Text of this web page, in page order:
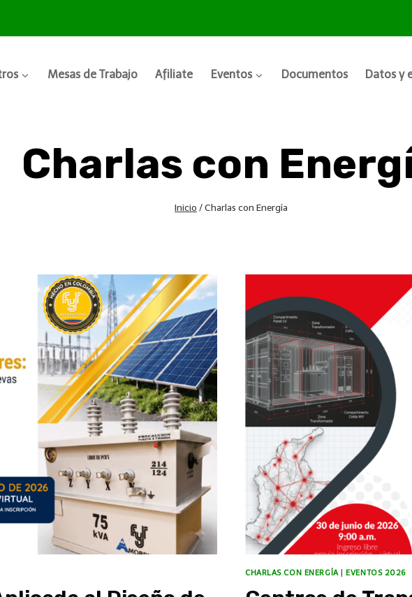
Mesas de Trabajo Afiliate Eventos Documentos Datos y
Charlas con
Inicio /Charlas con Energía
CHARLAS CON ENERGÍA |EVENTOS 2026